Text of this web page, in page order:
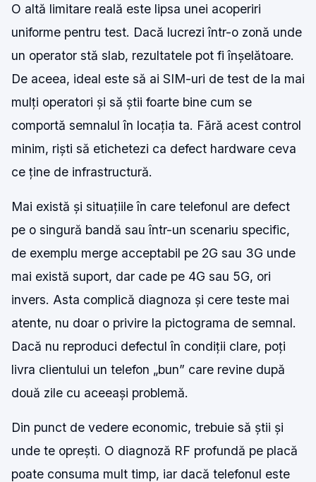
O altă limitare reală este lipsa unei acoperiri
uniforme pentru test. Dacă lucrezi într-o zonă unde
un operator stă slab, rezultatele pot fi înșelătoare.
De aceea, ideal este să ai SIM-uri de test de la mai
mulți operatori și să știi foarte bine cum se
comportă semnalul în locația ta. Fără acest control
minim, riști să etichetezi ca defect hardware ceva
ce ține de infrastructură.
Mai există și situațiile în care telefonul are defect
pe o singură bandă sau într-un scenariu specific,
de exemplu merge acceptabil pe 2G sau 3G unde
mai există suport, dar cade pe 4G sau 5G, ori
invers. Asta complică diagnoza și cere teste mai
atente, nu doar o privire la pictograma de semnal.
Dacă nu reproduci defectul în condiții clare, poți
livra clientului un telefon „bun” care revine după
două zile cu aceeași problemă.
Din punct de vedere economic, trebuie să știi și
unde te oprești. O diagnoză RF profundă pe placă
poate consuma mult timp, iar dacă telefonul este